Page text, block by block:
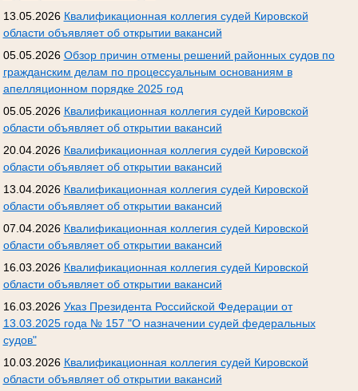
13.05.2026 Квалификационная коллегия судей Кировской
области объявляет об открытии вакансий
05.05.2026 Обзор причин отмены решений районных судов по
гражданским делам по процессуальным основаниям в
апелляционном порядке 2025 год
05.05.2026 Квалификационная коллегия судей Кировской
области объявляет об открытии вакансий
20.04.2026 Квалификационная коллегия судей Кировской
области объявляет об открытии вакансий
13.04.2026 Квалификационная коллегия судей Кировской
области объявляет об открытии вакансий
07.04.2026 Квалификационная коллегия судей Кировской
области объявляет об открытии вакансий
16.03.2026 Квалификационная коллегия судей Кировской
области объявляет об открытии вакансий
16.03.2026 Указ Президента Российской Федерации от
13.03.2025 года № 157 "О назначении судей федеральных
судов"
10.03.2026 Квалификационная коллегия судей Кировской
области объявляет об открытии вакансий